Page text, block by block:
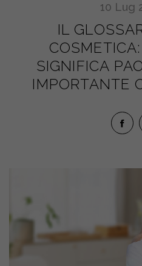
10 Lug
IL
SIGNIFICA
IMPORTANTE